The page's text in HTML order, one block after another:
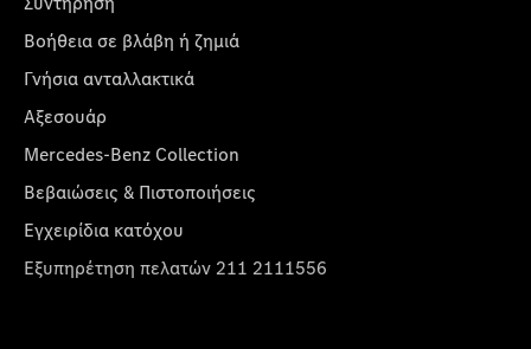
Βοήθεια σε βλάβη ή ζημιά
Γνήσια ανταλλακτικά
Αξεσουάρ
Mercedes-Benz Collection
Βεβαιώσεις & Πιστοποιήσεις
Εγχειρίδια κατόχου
Εξυπηρέτηση πελατών 211 2111556